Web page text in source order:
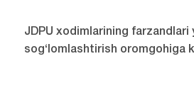
JDPU xodimlarining farzandlari
sog‘lomlashtirish oromgohiga